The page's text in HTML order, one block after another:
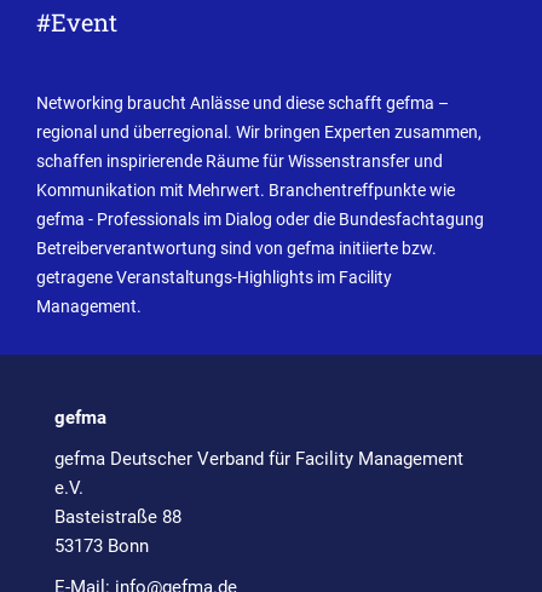
#Event
Networking braucht Anlässe und diese schafft gefma –
regional und überregional. Wir bringen Experten zusammen,
schaffen inspirierende Räume für Wissenstransfer und
Kommunikation mit Mehrwert. Branchentreffpunkte wie
gefma - Professionals im Dialog oder die Bundesfachtagung
Betreiberverantwortung sind von gefma initiierte bzw.
getragene Veranstaltungs-Highlights im Facility
Management.
gefma
gefma Deutscher Verband für Facility Management
e.V.
Basteistraße 88
53173 Bonn
E-Mail: info@gefma.de